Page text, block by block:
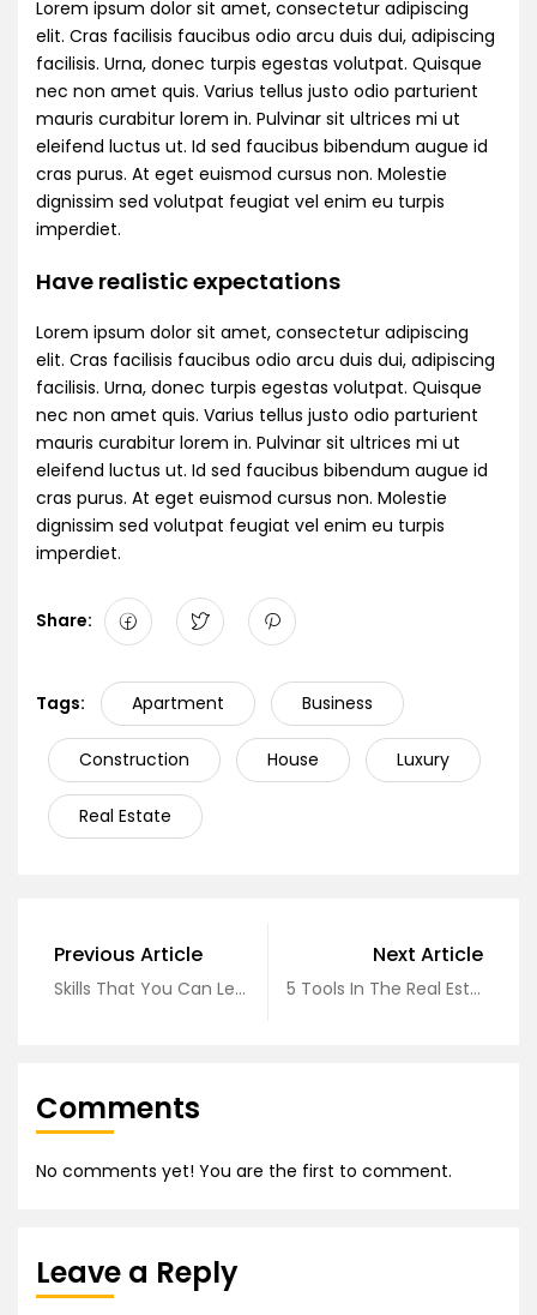
Lorem ipsum dolor sit amet, consectetur adipiscing
elit. Cras facilisis faucibus odio arcu duis dui, adipiscing
facilisis. Urna, donec turpis egestas volutpat. Quisque
nec non amet quis. Varius tellus justo odio parturient
mauris curabitur lorem in. Pulvinar sit ultrices mi ut
eleifend luctus ut. Id sed faucibus bibendum augue id
cras purus. At eget euismod cursus non. Molestie
dignissim sed volutpat feugiat vel enim eu turpis
imperdiet.
Have realistic expectations
Lorem ipsum dolor sit amet, consectetur adipiscing
elit. Cras facilisis faucibus odio arcu duis dui, adipiscing
facilisis. Urna, donec turpis egestas volutpat. Quisque
nec non amet quis. Varius tellus justo odio parturient
mauris curabitur lorem in. Pulvinar sit ultrices mi ut
eleifend luctus ut. Id sed faucibus bibendum augue id
cras purus. At eget euismod cursus non. Molestie
dignissim sed volutpat feugiat vel enim eu turpis
imperdiet.
Share:
Tags: Apartment Business
Construction House Luxury
Real Estate
Previous Article
Skills That You Can Learn In Real Estate
Next Article
5 Tools In The Real Estate
Comments
No comments yet! You are the first to comment.
Leave a Reply